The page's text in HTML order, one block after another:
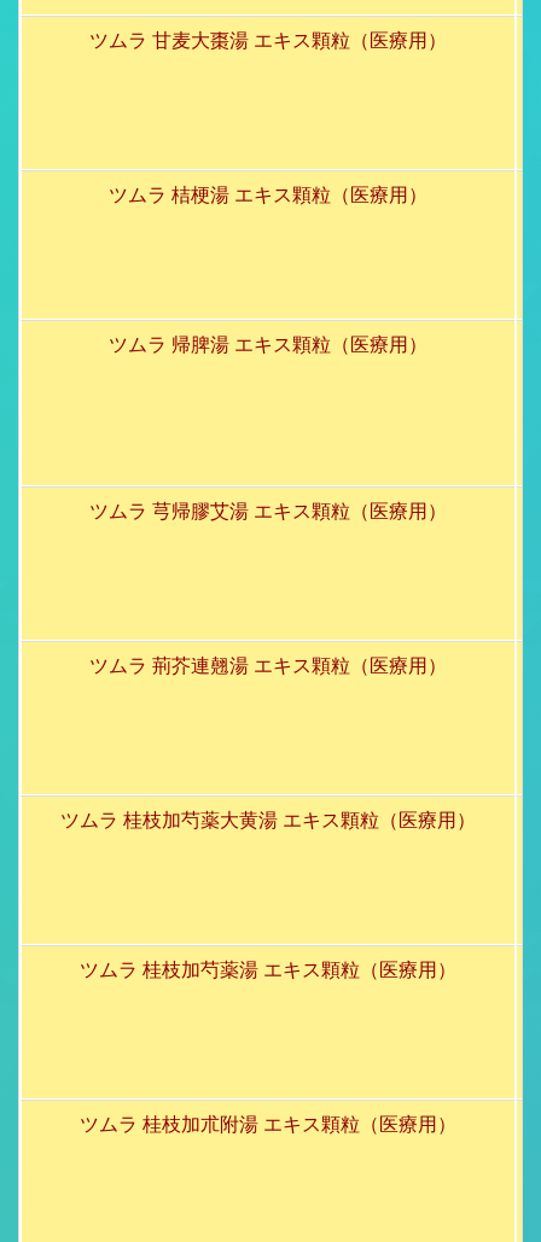
ツムラ 甘麦大棗湯 エキス顆粒（医療用）
ツムラ 桔梗湯 エキス顆粒（医療用）
ツムラ 帰脾湯 エキス顆粒（医療用）
ツムラ 芎帰膠艾湯 エキス顆粒（医療用）
ツムラ 荊芥連翹湯 エキス顆粒（医療用）
ツムラ 桂枝加芍薬大黄湯 エキス顆粒（医療用）
ツムラ 桂枝加芍薬湯 エキス顆粒（医療用）
ツムラ 桂枝加朮附湯 エキス顆粒（医療用）